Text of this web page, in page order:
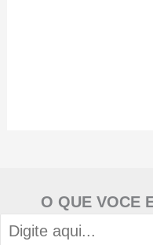
O QUE VOCE